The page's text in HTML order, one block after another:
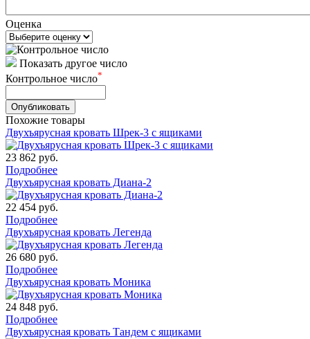
Оценка
Показать другое число
Контрольное число*
Похожие товары
Двухъярусная кровать Шрек-3 с ящиками
23 862 руб.
Подробнее
Двухъярусная кровать Диана-2
22 454 руб.
Подробнее
Двухъярусная кровать Легенда
26 680 руб.
Подробнее
Двухъярусная кровать Моника
24 848 руб.
Подробнее
Двухъярусная кровать Тандем с ящиками